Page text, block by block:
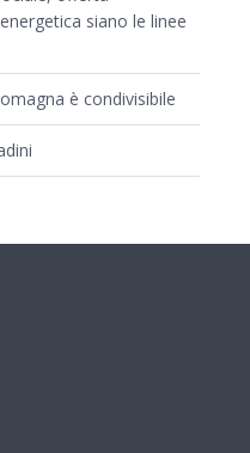
siano le linee
è condivisibile